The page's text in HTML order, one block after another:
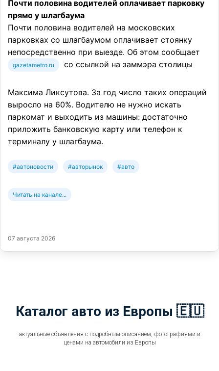
Почти половина водителей оплачивает парковку
прямо у шлагбаума
Почти половина водителей на московских
парковках со шлагбаумом оплачивает стоянку
непосредственно при выезде. Об этом сообщает
gazetametro.ru со ссылкой на заммэра столицы
Максима Ликсутова. За год число таких операций
выросло на 60%. Водителю не нужно искать
паркомат и выходить из машины: достаточно
приложить банковскую карту или телефон к
терминалу у шлагбаума.
#автоновости #авторынок #авто
Читать на канале...
07 августа 2026
Каталог авто из Европы 🇪🇺
актуальные объявления с подробным описанием, фотографиями и
ценами на автомобили из Европы